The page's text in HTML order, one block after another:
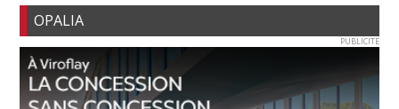
OPALIA
PUBLICITE